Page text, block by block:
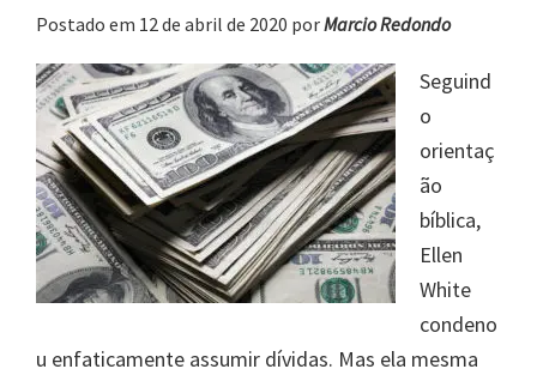
Postado em 12 de abril de 2020 porMarcio Redondo
Seguind
o
orientaç
ão
bíblica,
Ellen
White
condeno
u enfaticamente assumir dívidas. Mas ela mesma